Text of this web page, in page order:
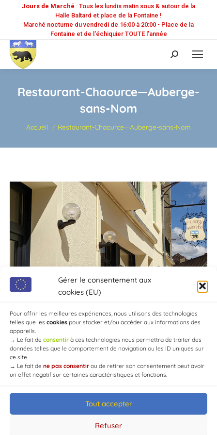
Gérer le consentement aux
cookies (EU)
Pour offrir les meilleures expériences, nous utilisons des technologies
telles que les cookies pour stocker et/ou accéder aux informations des
appareils.
→ Le fait de consentir à ces technologies nous permettra de traiter des
données telles que le comportement de navigation ou les ID uniques sur
ce site.
→ Le fait de ne pas consentir ou de retirer son consentement peut avoir
un effet négatif sur certaines caractéristiques et fonctions.
Tout accepter
Refuser
Jours de Marché : Tous les lundis matin sous & autour de la
Halle Baltard et place de la Fontaine !
Marché nocturne du vendredi de 16:00 à 20:00 - Place de la
Fontaine et de l'échiquier TOUTE l'année
Recherche
:
Restaurant-Chaource—Auberge-
sans-Nom
Vous êtes ici :
Accueil Restaurant-Chaource—Auberge-sans-Nom
© Mairie de Chaource [2004-2024] | Tous droits réservés.
Developed byWEB3-DESIGN